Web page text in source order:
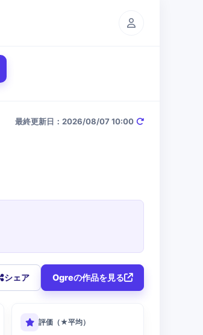
最終更新日：2026/08/07 10:00
シェア Ogreの作品を見る
評価（★平均）